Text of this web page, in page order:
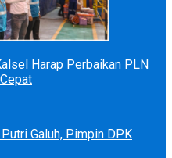
Harap Perbaikan PLN
Galuh, Pimpin DPK